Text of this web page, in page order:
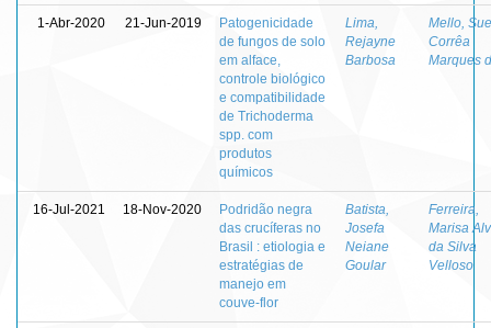
1-Abr-2020 21-Jun-2019
Patogenicidade
de fungos de solo
em alface,
controle biológico
e compatibilidade
de Trichoderma
spp. com
produtos
químicos
Lima,
Rejayne
Barbosa
Mello,
Corrêa
Marques
16-Jul-2021 18-Nov-2020
Podridão negra
das crucíferas no
Brasil : etiologia e
estratégias de
manejo em
couve-flor
Batista,
Josefa
Neiane
Goular
Ferreira,
Marisa
da Silva
Velloso